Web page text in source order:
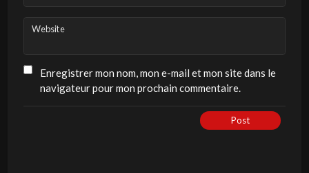
Website
Enregistrer mon nom, mon e-mail et mon site dans le
navigateur pour mon prochain commentaire.
Post